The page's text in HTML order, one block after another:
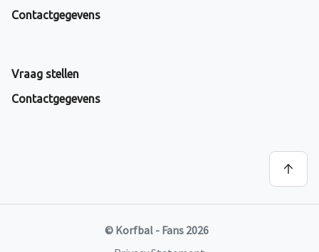
Contactgegevens
Vraag stellen
Contactgegevens
© Korfbal - Fans 2026